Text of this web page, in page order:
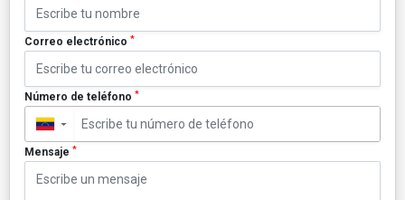
Correo electrónico *
Número de teléfono *
▼
Mensaje *